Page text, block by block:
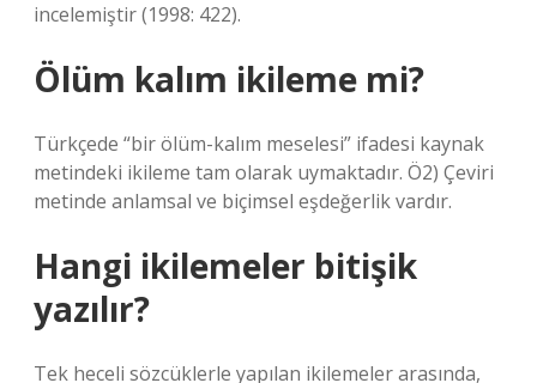
incelemiştir (1998: 422).
Ölüm kalım ikileme mi?
Türkçede “bir ölüm-kalım meselesi” ifadesi kaynak
metindeki ikileme tam olarak uymaktadır. Ö2) Çeviri
metinde anlamsal ve biçimsel eşdeğerlik vardır.
Hangi ikilemeler bitişik
yazılır?
Tek heceli sözcüklerle yapılan ikilemeler arasında,